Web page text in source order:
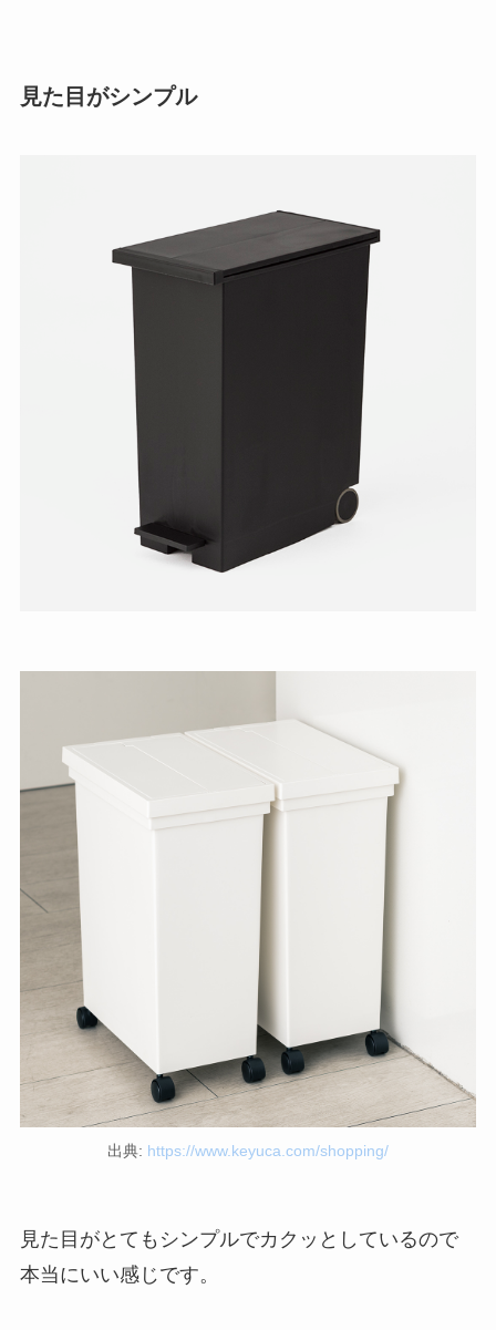
見た目がシンプル
出典: https://www.keyuca.com/shopping/
見た目がとてもシンプルでカクッとしているので
本当にいい感じです。